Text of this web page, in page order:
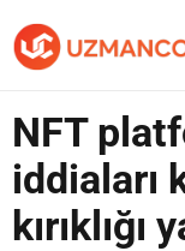
Contact / İletişim
NFT
iddiaları
kırıklığı